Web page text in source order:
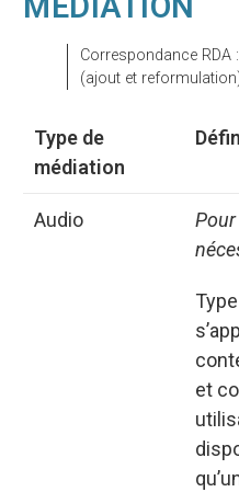
Correspondance RDA : Tableau 3.1 – modification
(ajout et
Type de
médiation
Audio
Pour des ressources
Type de médiation
et